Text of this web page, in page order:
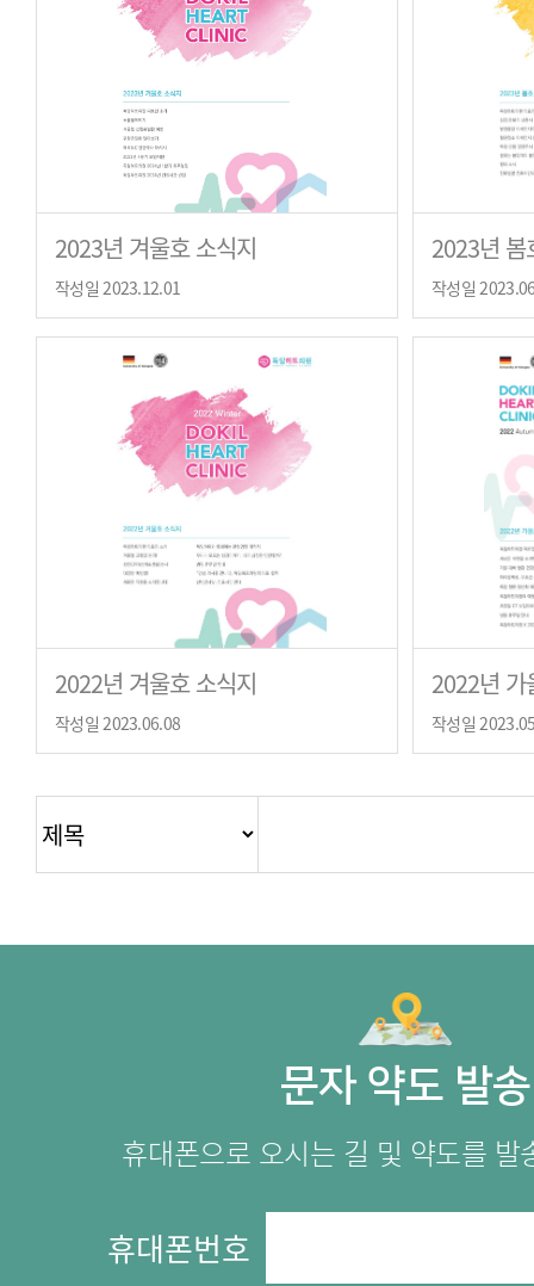
2023년 겨울호 소식지
작성일 2023.12.01
2023년 봄
작성일
2022년 겨울호 소식지
작성일 2023.06.08
2022년 가
작성일
문자 약도 발송
휴대폰으로 오시는 길 및 약도를 발
휴대폰번호